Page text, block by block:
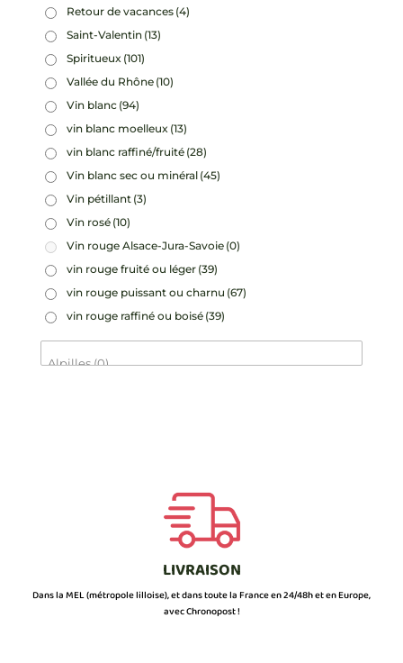
Retour de vacances (4)
Saint-Valentin (13)
Spiritueux (101)
Vallée du Rhône (10)
Vin blanc (94)
vin blanc moelleux (13)
vin blanc raffiné/fruité (28)
Vin blanc sec ou minéral (45)
Vin pétillant (3)
Vin rosé (10)
Vin rouge Alsace-Jura-Savoie (0)
vin rouge fruité ou léger (39)
vin rouge puissant ou charnu (67)
vin rouge raffiné ou boisé (39)
LIVRAISON
Dans la MEL (métropole lilloise), et dans toute la France en 24/48h et en Europe,
avec Chronopost !